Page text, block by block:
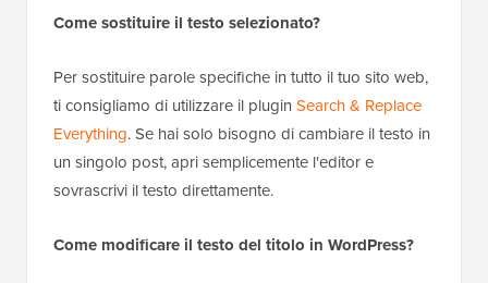
Come sostituire il testo selezionato?
Per sostituire parole specifiche in tutto il tuo sito web,
ti consigliamo di utilizzare il plugin Search & Replace
Everything. Se hai solo bisogno di cambiare il testo in
un singolo post, apri semplicemente l'editor e
sovrascrivi il testo direttamente.
Come modificare il testo del titolo in WordPress?